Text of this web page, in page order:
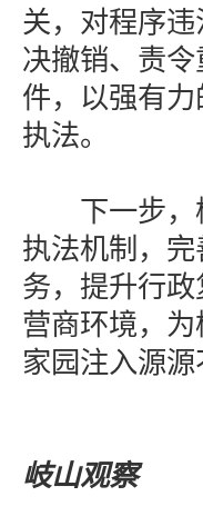
关，对程序
决撤销、责
件，以强有
执法。
下一步，榕
执法机制，
务，提升行
营商环境，
家园注入源源
岐山观察